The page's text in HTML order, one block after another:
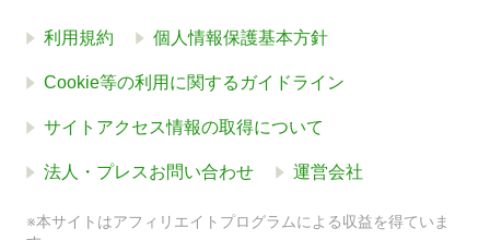
利用規約 個人情報保護基本方針
Cookie等の利用に関するガイドライン
サイトアクセス情報の取得について
法人・プレスお問い合わせ 運営会社
※本サイトはアフィリエイトプログラムによる収益を得ていま